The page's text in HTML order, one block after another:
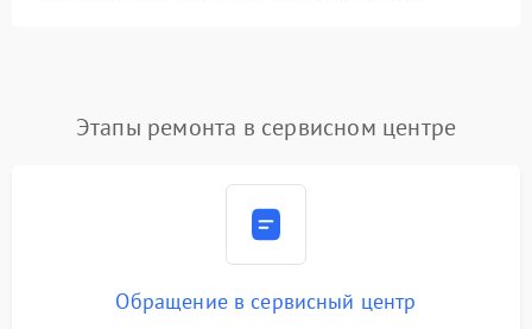
Этапы ремонта в сервисном центре
Обращение в сервисный центр